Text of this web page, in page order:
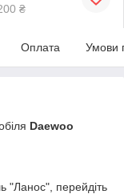
₴
Оплата Умови
Daewoo
"Ланос", перейдіть